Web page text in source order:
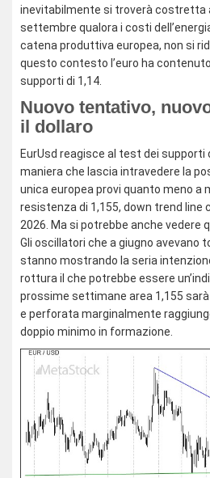
inevitabilmente si troverà costretta
settembre qualora i costi
catena produttiva europea, non si
questo contesto l’euro ha
supporti di 1,14.
Nuovo tentativo,
il dollaro
EurUsd reagisce al test dei supporti
maniera che lascia intravedere la
unica europea provi quanto meno
resistenza di 1,155, down trend line
2026. Ma si potrebbe anche vedere
Gli oscillatori che a giugno avevano
stanno mostrando la seria
rottura il che potrebbe essere
prossime settimane area 1,155
e perforata marginalmente
doppio minimo in formazione.